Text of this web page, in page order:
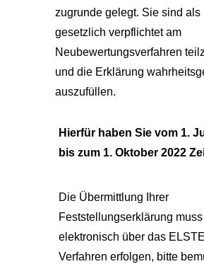
zugrunde gelegt. Sie sind als
gesetzlich verpflichtet am
Neubewertungsverfahren
und die Erklärung
auszufüllen.
Hierfür haben Sie vom 1.
bis zum 1. Oktober 2022
Die Übermittlung Ihrer
Feststellungserklärung muss
elektronisch über das
Verfahren erfolgen, bitte